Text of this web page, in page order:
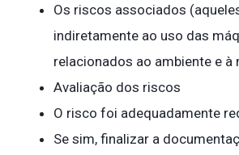
Os riscos associados
indiretamente ao uso das
relacionados ao ambiente e à
Avaliação dos riscos
O risco foi adequadamente
Se sim, finalizar a